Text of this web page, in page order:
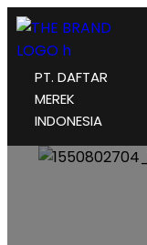
PT. DAFTAR
MEREK
INDONESIA